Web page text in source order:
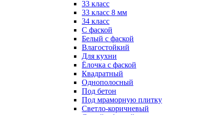
33 класс
33 класс 8 мм
34 класс
C фаской
Белый с фаской
Влагостойкий
Для кухни
Ёлочка с фаской
Квадратный
Однополосный
Под бетон
Под мраморную плитку
Светло-коричневый